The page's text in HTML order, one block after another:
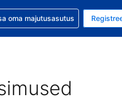
valuuta on USA dollar
valitud keel on Eesti keeles
abi
oma majutusasutus